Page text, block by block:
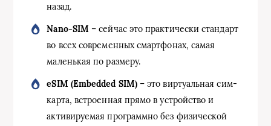
назад.
Nano-SIM – сейчас это практически стандарт
во всех современных смартфонах, самая
маленькая по размеру.
eSIM (Embedded SIM)– это виртуальная сим-
карта, встроенная прямо в устройство и
активируемая программно без физической